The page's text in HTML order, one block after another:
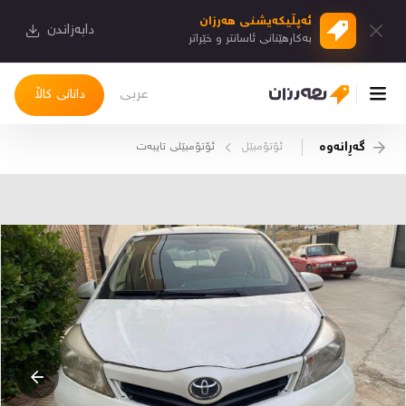
ئەپڵیكەیشنی هەرزان
بەكارهێنانی ئاسانتر و خێراتر دابەزاندن
دانانی کاڵا عربی
کاڵاکانم
دیاریکراوەکانم
دوا بینراوەکان
چات
گەڕانەوە ئۆتۆمبێل ئۆتۆمبێلی تایبه‌ت